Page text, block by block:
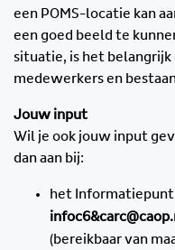
een POMS-locatie kan
een goed beeld te
situatie, is het
medewerkers en
Jouw input
Wil je ook jouw input
dan aan bij:
het
(bereikbaar van